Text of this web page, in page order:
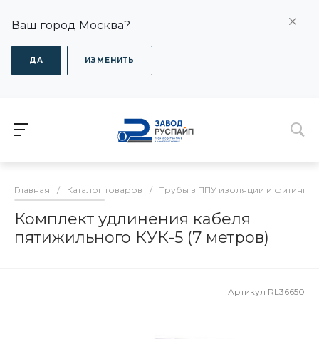
Ваш город Москва?
ДА ИЗМЕНИТЬ
Главная / Каталог товаров / Трубы в ППУ изоляции и фитинги
Комплект удлинения кабеля
пятижильного КУК-5 (7 метров)
Артикул RL36650